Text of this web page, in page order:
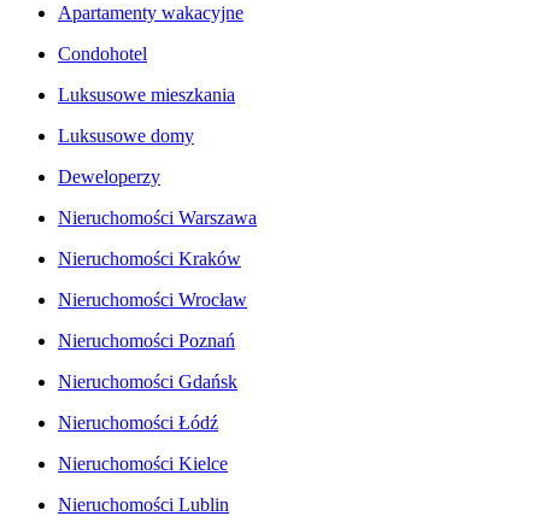
Apartamenty wakacyjne
Condohotel
Luksusowe mieszkania
Luksusowe domy
Deweloperzy
Nieruchomości Warszawa
Nieruchomości Kraków
Nieruchomości Wrocław
Nieruchomości Poznań
Nieruchomości Gdańsk
Nieruchomości Łódź
Nieruchomości Kielce
Nieruchomości Lublin